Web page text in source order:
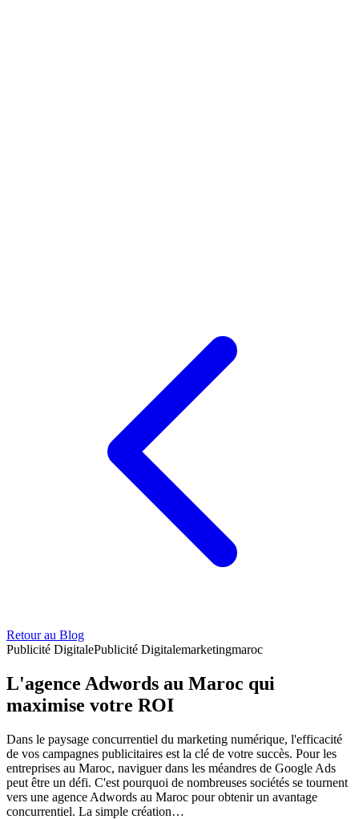
Retour au Blog
Publicité DigitalePublicité Digitalemarketingmaroc
L'agence Adwords au Maroc qui
maximise votre ROI
Dans le paysage concurrentiel du marketing numérique, l'efficacité
de vos campagnes publicitaires est la clé de votre succès. Pour les
entreprises au Maroc, naviguer dans les méandres de Google Ads
peut être un défi. C'est pourquoi de nombreuses sociétés se tournent
vers une agence Adwords au Maroc pour obtenir un avantage
concurrentiel. La simple création…